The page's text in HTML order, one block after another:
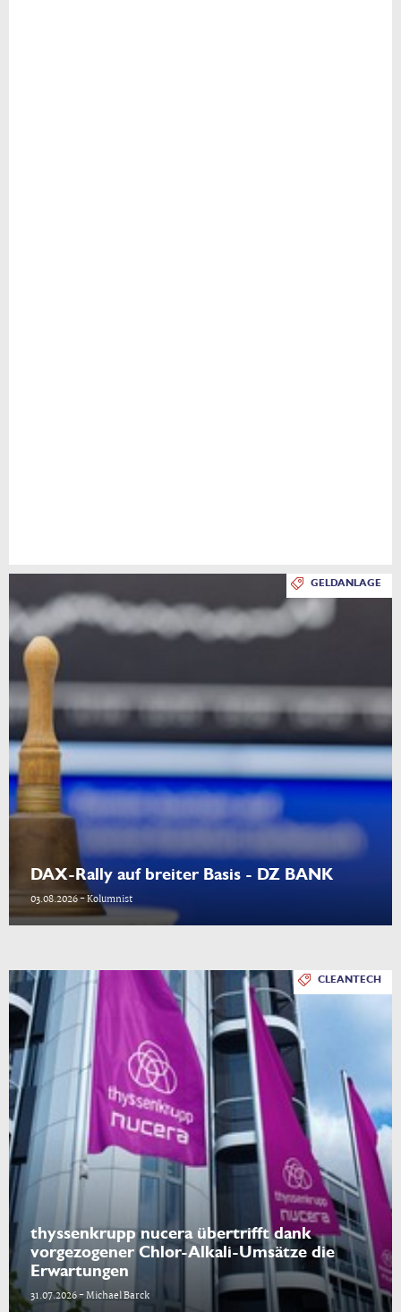
GELDANLAGE
DAX-Rally auf breiter Basis - DZ BANK
03.08.2026 - Kolumnist
CLEANTECH
thyssenkrupp nucera übertrifft dank
vorgezogener Chlor-Alkali-Umsätze die
Erwartungen
31.07.2026 - Michael Barck